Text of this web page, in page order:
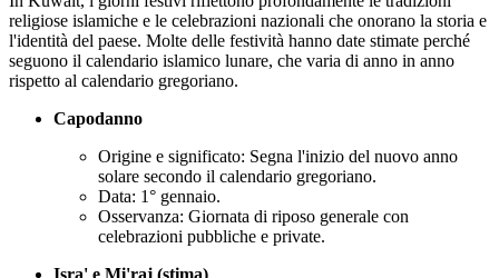
religiose islamiche e le celebrazioni nazionali che onorano la storia e
l'identità del paese. Molte delle festività hanno date stimate perché
seguono il calendario islamico lunare, che varia di anno in anno
rispetto al calendario gregoriano.
Capodanno
Origine e significato: Segna l'inizio del nuovo anno
solare secondo il calendario gregoriano.
Data: 1° gennaio.
Osservanza: Giornata di riposo generale con
celebrazioni pubbliche e private.
Isra' e Mi'raj (stima)